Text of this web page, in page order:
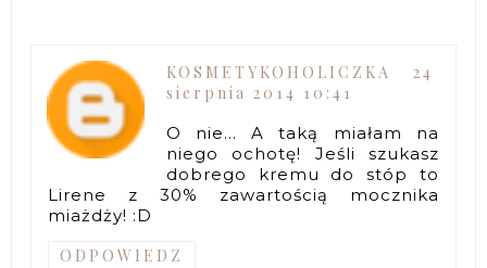
KOSMETYKOHOLICZKA
24
sierpnia 2014 10:41
O nie... A taką miałam na
niego ochotę! Jeśli szukasz
dobrego kremu do stóp to
Lirene z 30% zawartością mocznika
miażdży! :D
ODPOWIEDZ